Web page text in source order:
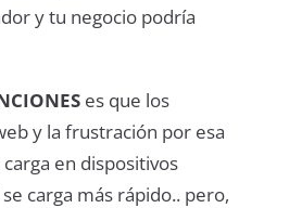
y tu negocio podría
es que los
y la frustración por esa
en dispositivos
carga más rápido.. pero,